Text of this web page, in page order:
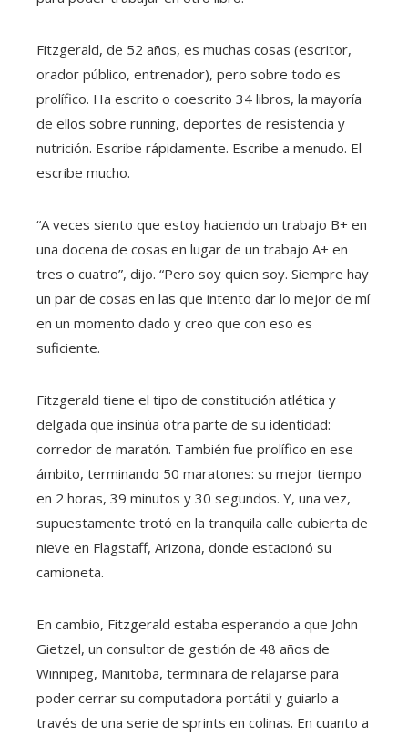
Fitzgerald, de 52 años, es muchas cosas (escritor,
orador público, entrenador), pero sobre todo es
prolífico. Ha escrito o coescrito 34 libros, la mayoría
de ellos sobre running, deportes de resistencia y
nutrición. Escribe rápidamente. Escribe a menudo. El
escribe mucho.
“A veces siento que estoy haciendo un trabajo B+ en
una docena de cosas en lugar de un trabajo A+ en
tres o cuatro”, dijo. “Pero soy quien soy. Siempre hay
un par de cosas en las que intento dar lo mejor de mí
en un momento dado y creo que con eso es
suficiente.
Fitzgerald tiene el tipo de constitución atlética y
delgada que insinúa otra parte de su identidad:
corredor de maratón. También fue prolífico en ese
ámbito, terminando 50 maratones: su mejor tiempo
en 2 horas, 39 minutos y 30 segundos. Y, una vez,
supuestamente trotó en la tranquila calle cubierta de
nieve en Flagstaff, Arizona, donde estacionó su
camioneta.
En cambio, Fitzgerald estaba esperando a que John
Gietzel, un consultor de gestión de 48 años de
Winnipeg, Manitoba, terminara de relajarse para
poder cerrar su computadora portátil y guiarlo a
través de una serie de sprints en colinas. En cuanto a